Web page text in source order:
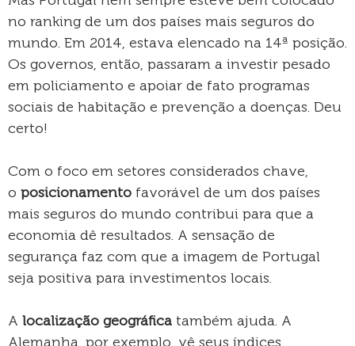
no ranking de um dos países mais seguros do
mundo. Em 2014, estava elencado na 14ª posição.
Os governos, então, passaram a investir pesado
em policiamento e apoiar de fato programas
sociais de habitação e prevenção a doenças. Deu
certo!
Com o foco em setores considerados chave,
o posicionamento favorável de um dos países
mais seguros do mundo contribui para que a
economia dê resultados. A sensação de
segurança faz com que a imagem de Portugal
seja positiva para investimentos locais.
A localização geográfica também ajuda. A
Alemanha, por exemplo, vê seus índices